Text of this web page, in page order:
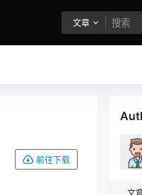
文章
前往下载